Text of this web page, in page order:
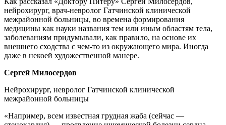
нейрохирург, врач-невролог Гатчинской клинической
межрайонной больницы, во времена формирования
медицины как науки названия тем или иным областям тела,
заболеваниям придумывали, как правило, на основе их
внешнего сходства с чем-то из окружающего мира. Иногда
даже в некоей художественной манере.
Сергей Милосердов
Нейрохирург, невролог Гатчинской клинической
межрайонной больницы
«Например, всем известная грудная жаба (сейчас —